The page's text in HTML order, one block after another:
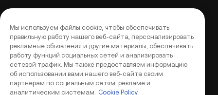
Мы используем файлы cookie, чтобы обеспечивать
правильную работу нашего веб-сайта, персонализировать
рекламные объявления и другие материалы, обеспечивать
работу функций социальных сетей и анализировать
сетевой трафик. Мы также предоставляем информацию
об использовании вами нашего веб-сайта своим
партнерам по социальным сетям, рекламе и
аналитическим системам.
Cookie Policy